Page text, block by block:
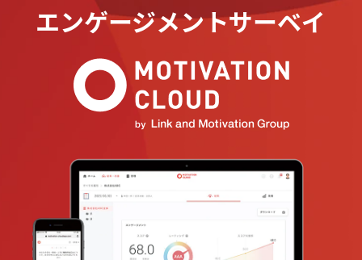
エンゲージメントサーベイ